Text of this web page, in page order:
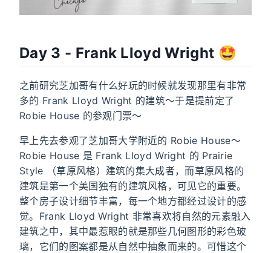
Day 3 - Frank Lloyd Wright 🤩
之前研究芝加哥有什么好玩的时候就发现那里有非常
多的 Frank Lloyd Wright 的建筑～于是提前定了
Robie House 的参观门票～
早上先去参观了芝加哥大学附近的 Robie House～
Robie House 是 Frank Lloyd Wright 的 Prairie
Style （草原风格）建筑的集大成者，而草原风格的
建筑是第一个美国独有的建筑风格，可见它的重要。
整个房子设计细节丰富，每一个地方都经过设计的感
觉。Frank Lloyd Wright 非常喜欢将自然的元素融入
建筑之中，其中最惹眼的就是那些几何图形的彩色玻
璃，它们的图案都是从自然中抽象而来的。可惜这个